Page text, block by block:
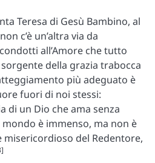
Teresa di Gesù Bambino, al
c’è un’altra via da
all’Amore che tutto
della grazia trabocca
più adeguato è
fuori di noi stessi:
di un Dio che ama senza
è immenso, ma non è
misericordioso del Redentore,